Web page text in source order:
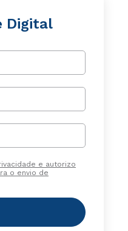
Digital
e autorizo
o envio de